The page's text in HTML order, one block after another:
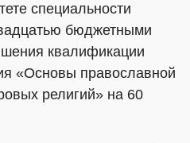
специальности
бюджетными
квалификации
«Основы православной
религий» на 60